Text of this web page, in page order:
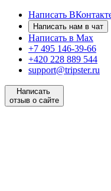
Написать
Написать нам в чат
Написать в Max
+7 495 146-39-66
+420 228 889 544
support@tripster.ru
Написать
отзыв о сайте